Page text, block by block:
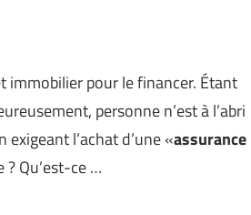
immobilier pour le financer. Étant
personne n’est à l’abri
l’achat d’une «assurance
Qu’est-ce …